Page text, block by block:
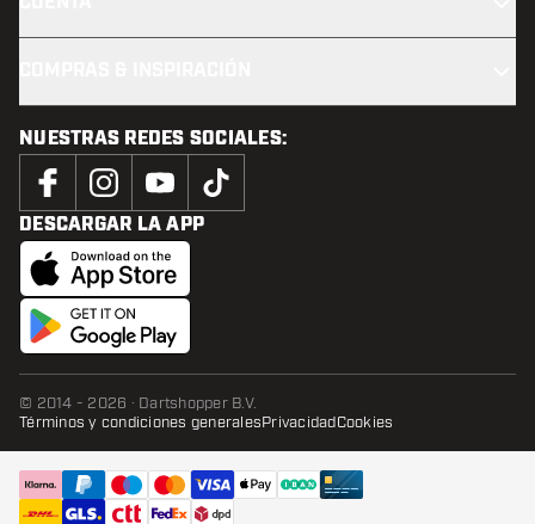
AÑADIR A LA CESTA
NUESTRAS REDES SOCIALES:
DESCARGAR LA APP
© 2014 - 2026 · Dartshopper B.V.
Términos y condiciones generalesPrivacidadCookies